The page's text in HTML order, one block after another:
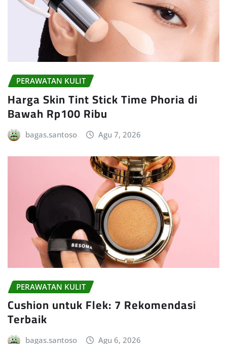
PERAWATAN KULIT
Harga Skin Tint Stick Time Phoria di
Bawah Rp100 Ribu
bagas.santoso Agu 7, 2026
PERAWATAN KULIT
Cushion untuk Flek: 7 Rekomendasi
Terbaik
bagas.santoso Agu 6, 2026